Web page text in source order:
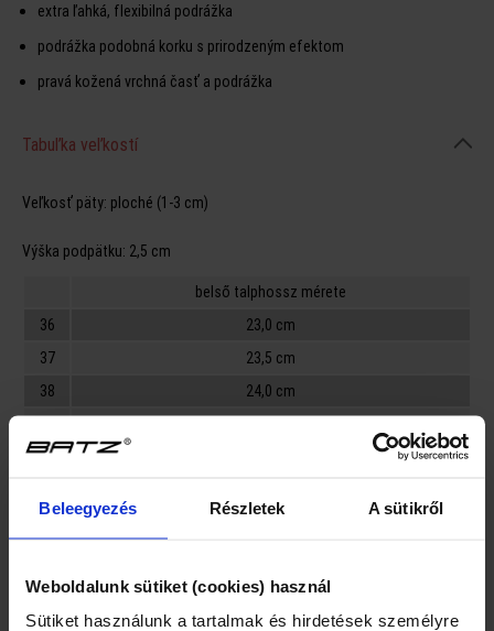
Beleegyezés Részletek A sütikről
Weboldalunk sütiket (cookies) használ
Sütiket használunk a tartalmak és hirdetések személyre
extra ľahká, flexibilná podrážka
podrážka podobná korku s prirodzeným efektom
pravá kožená vrchná časť a podrážka
Tabuľka veľkostí
Veľkosť päty: ploché (1-3 cm)
Výška podpätku: 2,5 cm
belső talphossz mérete
36
23,0 cm
37
23,5 cm
38
24,0 cm
40
Vysvetlenie označenia obvodu chodidla (šírka, výška):